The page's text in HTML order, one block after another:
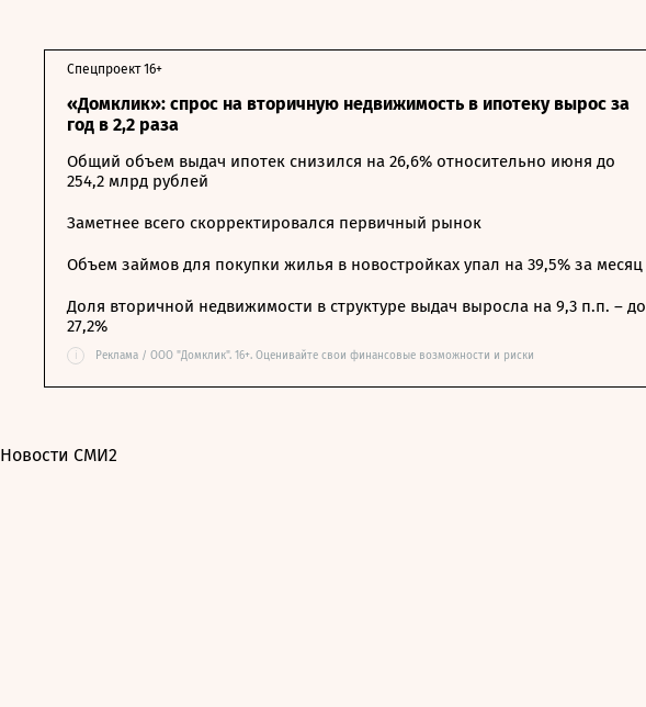
«Домклик»: спрос на вторичную недвижимость в ипотеку вырос за
год в 2,2 раза
Спецпроект 16+
Общий объем выдач ипотек снизился на 26,6% относительно июня до
254,2 млрд рублей
Заметнее всего скорректировался первичный рынок
Объем займов для покупки жилья в новостройках упал на 39,5% за месяц
Доля вторичной недвижимости в структуре выдач выросла на 9,3 п.п. – до
27,2%
i Реклама / ООО "Домклик". 16+. Оценивайте свои финансовые возможности и риски
Новости СМИ2